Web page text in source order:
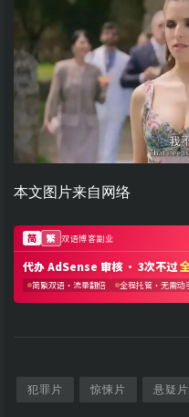
本文图片来自网络
犯罪片 惊悚片 悬疑片